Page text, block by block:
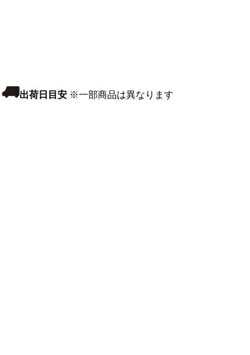
出荷日目安 ※一部商品は異なります